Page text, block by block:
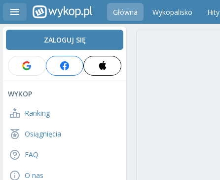
Główna Wykopalisko Hity
ZALOGUJ SIĘ
WYKOP
Ranking
Osiągnięcia
FAQ
O nas